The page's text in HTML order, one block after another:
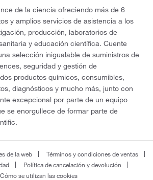
de la ciencia ofreciendo más de 6
y amplios servicios de asistencia a los
producción, laboratorios de
y educación científica. Cuente
selección inigualable de suministros de
seguridad y gestión de
productos químicos, consumibles,
diagnósticos y mucho más, junto con
excepcional por parte de un equipo
se enorgullece de formar parte de
de la web
Términos y condiciones de ventas
Política de cancelación y devolución
Cómo se utilizan las cookies